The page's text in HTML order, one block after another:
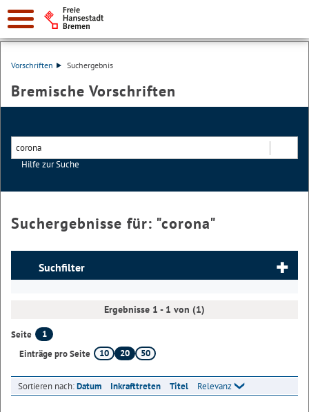
Vorschriften Suchergebnis
Bremische Vorschriften
Hilfe zur Suche
Suchergebnisse für: "corona"
Suchfilter
Ergebnisse 1 - 1 von (1)
Seite
1
Einträge pro Seite
10 20 50
Sortieren nach:Datum Inkrafttreten Titel Relevanz